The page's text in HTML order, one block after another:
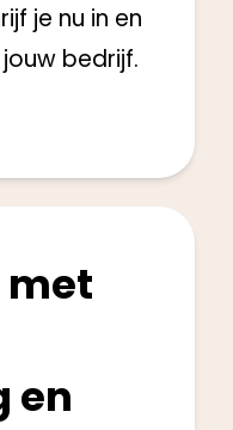
je nu in en
bedrijf.
met
en